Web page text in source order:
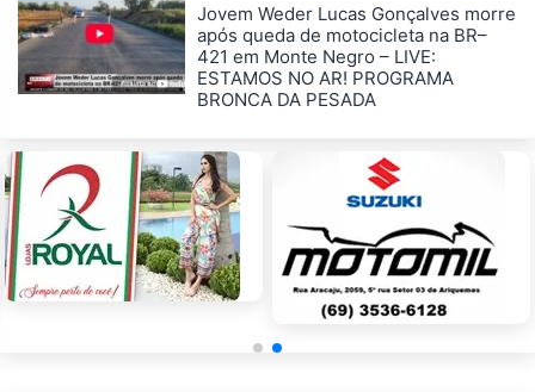
Jovem Weder Lucas Gonçalves morre
após queda de motocicleta na BR–
421 em Monte Negro – LIVE:
ESTAMOS NO AR! PROGRAMA
BRONCA DA PESADA